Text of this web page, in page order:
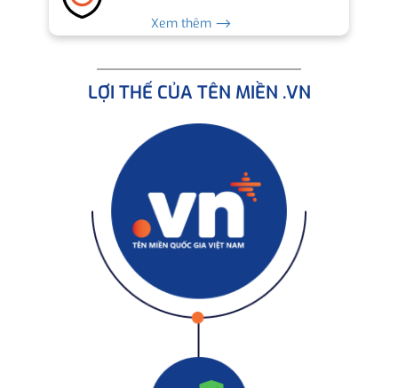
Xem thêm ⟶
LỢI THẾ CỦA TÊN MIỀN .VN